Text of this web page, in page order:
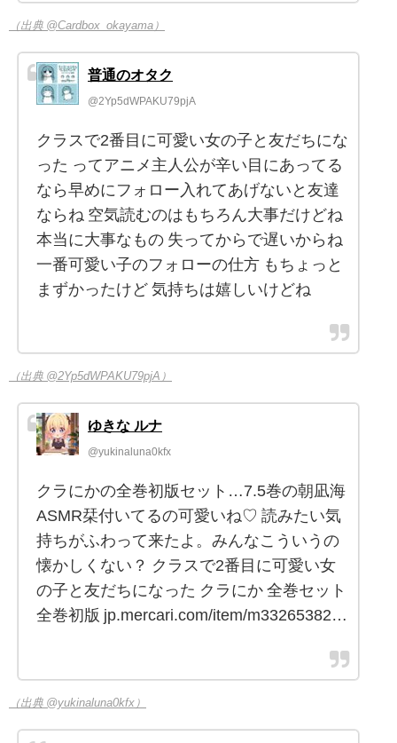
（出典 @Cardbox_okayama）
普通のオタク
@2Yp5dWPAKU79pjA
クラスで2番目に可愛い女の子と友だちにな
った ってアニメ主人公が辛い目にあってる
なら早めにフォロー入れてあげないと友達
ならね 空気読むのはもちろん大事だけどね
本当に大事なもの 失ってからで遅いからね
一番可愛い子のフォローの仕方 もちょっと
まずかったけど 気持ちは嬉しいけどね
（出典 @2Yp5dWPAKU79pjA）
ゆきな ルナ
@yukinaluna0kfx
クラにかの全巻初版セット…7.5巻の朝凪海
ASMR栞付いてるの可愛いね♡ 読みたい気
持ちがふわって来たよ。みんなこういうの
懐かしくない？ クラスで2番目に可愛い女
の子と友だちになった クラにか 全巻セット
全巻初版 jp.mercari.com/item/m33265382…
（出典 @yukinaluna0kfx）